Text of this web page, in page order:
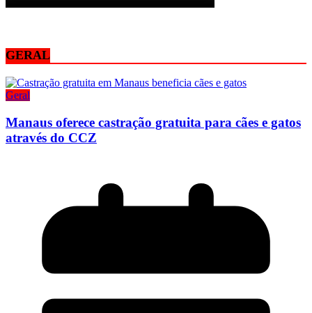
GERAL
Geral
Manaus oferece castração gratuita para cães e gatos
através do CCZ